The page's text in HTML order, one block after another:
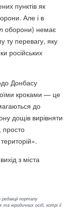
пунктів як
Але і в
оборони) немає
ту перевагу, яку
російських
Донбасу
кроками — це
до
дощів вирівняти
просто
з міста
порталу
юридичних осіб, котрі її